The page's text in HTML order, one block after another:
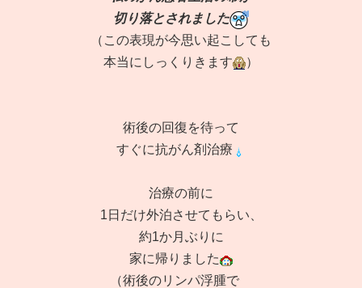
切り落とされました
（この表現が今思い起こしても
本当にしっくりきます
）
術後の回復を待って
すぐに抗がん剤治療
治療の前に
1日だけ外泊させてもらい、
約1か月ぶりに
家に帰りました
（術後のリンパ浮腫で